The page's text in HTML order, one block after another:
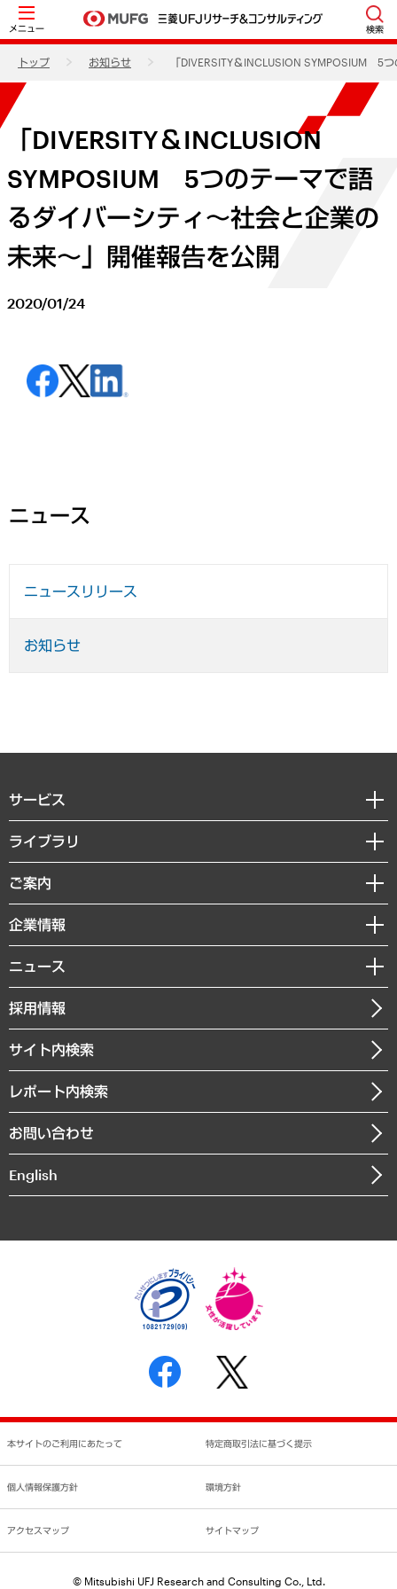
メニュー 検索
トップ お知らせ 「DIVERSITY＆INCLUSION SYMPOSIUM 5
「DIVERSITY＆INCLUSION
SYMPOSIUM 5つのテーマで語
るダイバーシティ～社会と企業の
未来～」開催報告を公開
2020/01/24
ニュース
ニュースリリース
お知らせ
サービス
経営戦略
組織・人事戦略
デジタルイノベーション
共生・ダイバーシティ
GRC（ガバナンス・リスク・コンプライアンス）・防災（政策）
経済・産業・雇用・労働
まちづくり・観光・交通・スポーツ・スマートシティ
自然資源・農林水産業・食料システム
ライブラリ
経済調査
レポート
コラム
経営用語集
受託・受注実績（官公庁関連）
メディア掲載・出演
ご案内
セミナー・イベント情報
MUFGビジネスセミナー
受託案件情報
企業情報
私たちの想い
社長メッセージ
会社概要
沿革
組織図・本部部室紹介
インドネシア現地法人
個人情報保護方針
反社会的勢力に対する基本方針
書面による個人情報の開示等の請求の手続きについて
ニュース
ニュースリリース
お知らせ
採用情報
サイト内検索
レポート内検索
お問い合わせ
English
本サイトのご利用にあたって 特定商取引法に基づく提示
個人情報保護方針 環境方針
アクセスマップ サイトマップ
© Mitsubishi UFJ Research and Consulting Co., Ltd.